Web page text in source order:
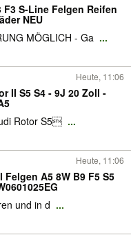
S-Line Felgen Reifen
NEU
MÖGLICH - Ga ...
Heute, 11:06
II S5 S4 - 9J 20 Zoll -
Rotor S5 ...
Heute, 11:06
Felgen A5 8W B9 F5 S5
und in d ...